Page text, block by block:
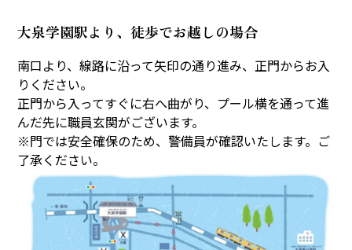
施設設備
構内図 富浦寮
入試情報
学校説明会
新1年生児童募集について
編入学調査・募集について
通学区域
大泉学園駅より、徒歩でお越しの場合
南口より、線路に沿って矢印の通り進み、正門からお入
りください。
正門から入ってすぐに右へ曲がり、プール横を通って進
んだ先に職員玄関がございます。
※門では安全確保のため、警備員が確認いたします。ご
了承ください。